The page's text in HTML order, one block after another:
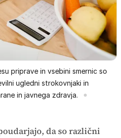
priprave in vsebini smernic so
ugledni strokovnjaki in
in javnega zdravja.
da so različni